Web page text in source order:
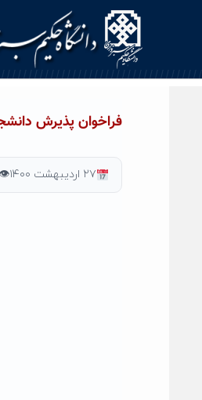
فراخوان پذیرش
۲۷ اردیبهشت ۱۴۰۰ 👁 ۱۱ بازدید